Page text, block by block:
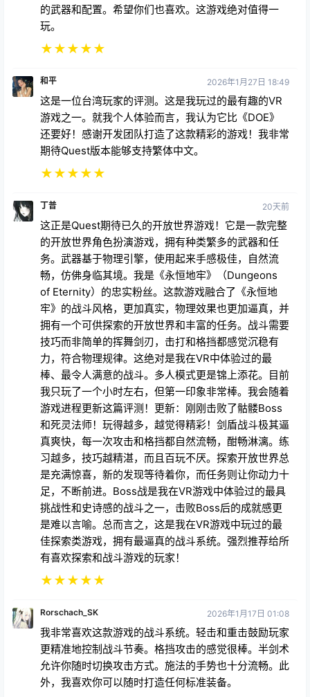
的武器和配置。希望你们也喜欢。这游戏绝对值得一
玩。
★★★★★
和平 2026年1月27日 18:49
这是一位台湾玩家的评测。这是我玩过的最有趣的VR
游戏之一。就我个人体验而言，我认为它比《DOE》
还要好！感谢开发团队打造了这款精彩的游戏！我非常
期待Quest版本能够支持繁体中文。
★★★★★
丁普 20天前
这正是Quest期待已久的开放世界游戏！它是一款完整
的开放世界角色扮演游戏，拥有种类繁多的武器和任
务。武器基于物理引擎，使用起来手感极佳，自然流
畅，仿佛身临其境。我是《永恒地牢》（Dungeons
of Eternity）的忠实粉丝。这款游戏融合了《永恒地
牢》的战斗风格，更加真实，物理效果也更加逼真，并
拥有一个可供探索的开放世界和丰富的任务。战斗需要
技巧而非简单的挥舞剑刃，击打和格挡都感觉沉稳有
力，符合物理规律。这绝对是我在VR中体验过的最
棒、最令人满意的战斗。多人模式更是锦上添花。目前
我只玩了一个小时左右，但第一印象非常棒。我会随着
游戏进程更新这篇评测！更新：刚刚击败了骷髅Boss
和死灵法师！玩得越多，越觉得精彩！剑盾战斗极其逼
真爽快，每一次攻击和格挡都自然流畅，酣畅淋漓。练
习越多，技巧越精湛，而且百玩不厌。探索开放世界总
是充满惊喜，新的发现等待着你，而任务则让你动力十
足，不断前进。Boss战是我在VR游戏中体验过的最具
挑战性和史诗感的战斗之一，击败Boss后的成就感更
是难以言喻。总而言之，这是我在VR游戏中玩过的最
佳探索类游戏，拥有最逼真的战斗系统。强烈推荐给所
有喜欢探索和战斗游戏的玩家！
★★★★★
Rorschach_SK 2026年1月17日 01:08
我非常喜欢这款游戏的战斗系统。轻击和重击鼓励玩家
更精准地控制战斗节奏。格挡攻击的感觉很棒。半剑术
允许你随时切换攻击方式。施法的手势也十分流畅。此
外，我喜欢你可以随时打造任何标准装备。